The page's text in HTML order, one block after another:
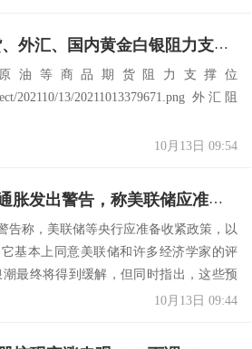
10月13日 外盘商品期货、外汇、国内黄金白银阻力支撑位
油等商品期货阻力支撑位
202110/13/20211013379671.png 外汇阻
10月13日 09:54
美指续涨有望？IMF对通胀发出警告，称美联储应准备收紧政策
告称，美联储等央行应准备收紧政策，以
基本上同意美联储和许多经济学家的评
最终将得到缓解，但同时指出，这些预
10月13日 09:44